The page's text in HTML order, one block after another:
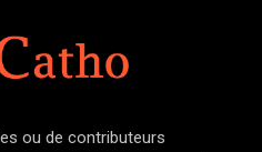
ou de contributeurs